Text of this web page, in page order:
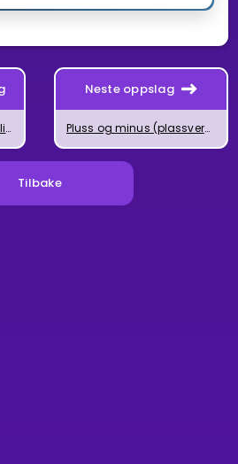
Addisjon ved hjelp av tallinjen
Neste oppslag
Pluss og minus (plassverdisystemet)
Tilbake